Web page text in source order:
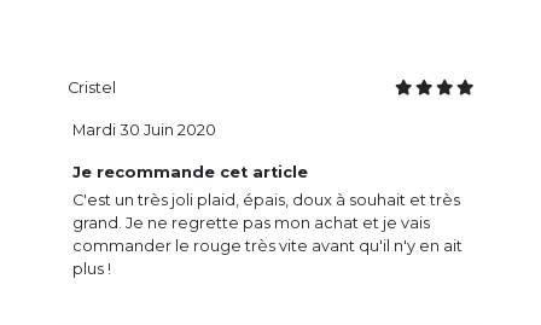
Cristel
Je recommande cet article
C'est un très joli plaid, épais, doux à souhait et très
grand. Je ne regrette pas mon achat et je vais
commander le rouge très vite avant qu'il n'y en ait
plus !
Mardi 30 Juin 2020